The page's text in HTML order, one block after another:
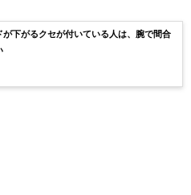
が下がるクセが付いている人は、腕で間合